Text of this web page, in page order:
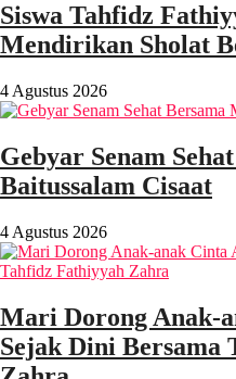
Siswa Tahfidz
Mendirikan Sholat
4 Agustus 2026
Gebyar Senam
Baitussalam Cisaat
4 Agustus 2026
Mari Dorong Anak-
Sejak Dini Bersama